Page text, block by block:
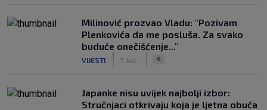
Milinović prozvao Vladu: "Pozivam
Plenkovića da me posluša. Za svako
buduće onečišćenje..."
VIJESTI 7. kol. 9
Japanke nisu uvijek najbolji izbor:
Stručnjaci otkrivaju koja je ljetna obuća